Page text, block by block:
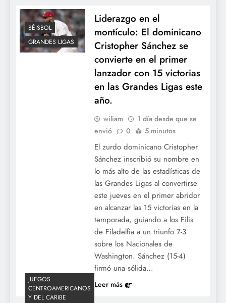
Jornada de Grandes Ligas: Adames y
Devers lideran ataque de Gigantes; Kelly
silencia a los Padres y Texas define en la
Crónica de Grandes Ligas: Cease roza la
gloria, Aranda castiga a Cole y los Reds
desatan su poder en la jornada del 8 de
BÉISBOL
GRANDES LIGAS
Liderazgo en el
montículo: El dominicano
Cristopher Sánchez se
convierte en el primer
lanzador con 15 victorias
en las Grandes Ligas este
año.
wiliam
1 día desde que se
envió
0 5 minutos
El zurdo dominicano Cristopher
Sánchez inscribió su nombre en
lo más alto de las estadísticas de
las Grandes Ligas al convertirse
este jueves en el primer abridor
en alcanzar las 15 victorias en la
temporada, guiando a los Filis
de Filadelfia a un triunfo 7-3
sobre los Nacionales de
Washington. Sánchez (15-4)
firmó una sólida…
Leer más
JUEGOS
CENTROAMERICANOS
Y DEL CARIBE